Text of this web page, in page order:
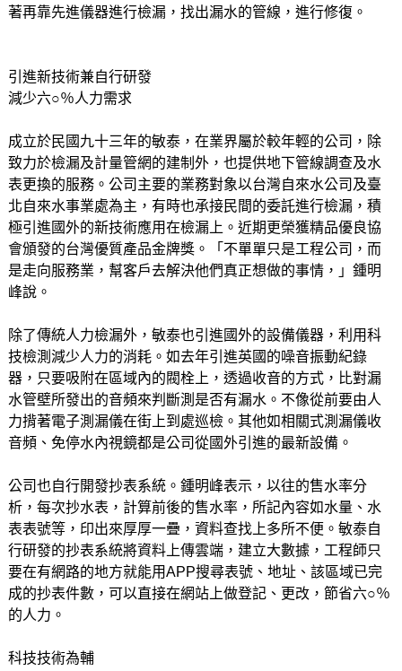
著再靠先進儀器進行檢漏，找出漏水的管線，進行修復。
引進新技術兼自行研發
減少六○％人力需求
成立於民國九十三年的敏泰，在業界屬於較年輕的公司，除
致力於檢漏及計量管網的建制外，也提供地下管線調查及水
表更換的服務。公司主要的業務對象以台灣自來水公司及臺
北自來水事業處為主，有時也承接民間的委託進行檢漏，積
極引進國外的新技術應用在檢漏上。近期更榮獲精品優良協
會頒發的台灣優質產品金牌獎。「不單單只是工程公司，而
是走向服務業，幫客戶去解決他們真正想做的事情，」鍾明
峰說。
除了傳統人力檢漏外，敏泰也引進國外的設備儀器，利用科
技檢測減少人力的消耗。如去年引進英國的噪音振動紀錄
器，只要吸附在區域內的閥栓上，透過收音的方式，比對漏
水管壁所發出的音頻來判斷測是否有漏水。不像從前要由人
力揹著電子測漏儀在街上到處巡檢。其他如相關式測漏儀收
音頻、免停水內視鏡都是公司從國外引進的最新設備。
公司也自行開發抄表系統。鍾明峰表示，以往的售水率分
析，每次抄水表，計算前後的售水率，所記內容如水量、水
表表號等，印出來厚厚一疊，資料查找上多所不便。敏泰自
行研發的抄表系統將資料上傳雲端，建立大數據，工程師只
要在有網路的地方就能用APP搜尋表號、地址、該區域已完
成的抄表件數，可以直接在網站上做登記、更改，節省六○％
的人力。
科技技術為輔